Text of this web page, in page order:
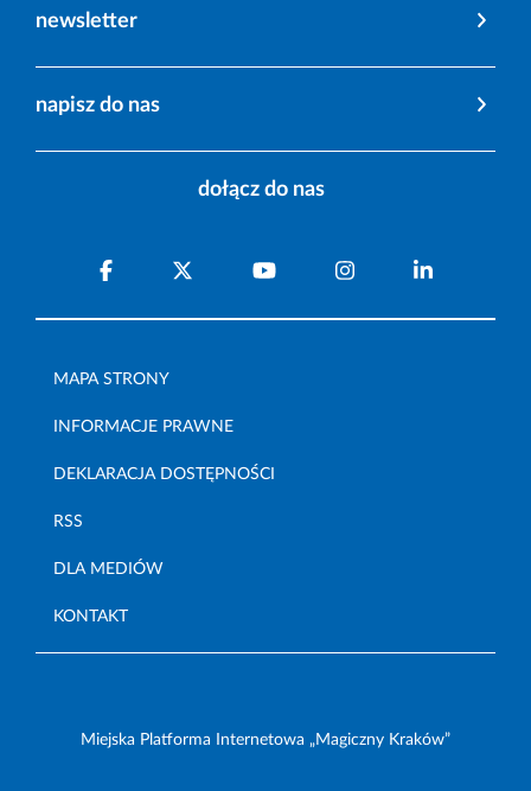
newsletter
napisz do nas
dołącz do nas
MAPA STRONY
INFORMACJE PRAWNE
DEKLARACJA DOSTĘPNOŚCI
RSS
DLA MEDIÓW
KONTAKT
Miejska Platforma Internetowa „Magiczny Kraków”